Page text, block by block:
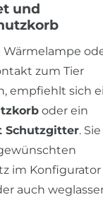
und
zum Tier
empfiehlt sich
oder ein
Schutzgitter. Sie
im Konfigurator
auch